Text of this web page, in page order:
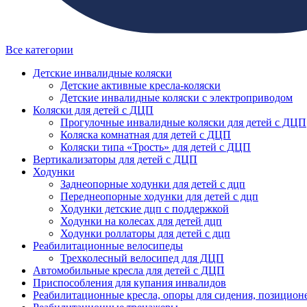
Все категории
Детские инвалидные коляски
Детские активные кресла-коляски
Детские инвалидные коляски с электроприводом
Коляски для детей с ДЦП
Прогулочные инвалидные коляски для детей с ДЦП
Коляска комнатная для детей с ДЦП
Коляски типа «Трость» для детей с ДЦП
Вертикализаторы для детей с ДЦП
Ходунки
Заднеопорные ходунки для детей с дцп
Переднеопорные ходунки для детей с дцп
Ходунки детские дцп с поддержкой
Ходунки на колесах для детей дцп
Ходунки роллаторы для детей с дцп
Реабилитационные велосипеды
Трехколесный велосипед для ДЦП
Автомобильные кресла для детей с ДЦП
Приспособления для купания инвалидов
Реабилитационные кресла, опоры для сидения,